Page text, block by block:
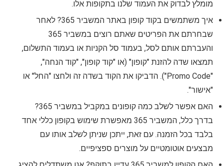
מומלץ לבדוק את העמוד שלנו בתקופות אלו.
איך משתמשים בקוד קופון באתר המשביר 365? לאחר
שבחרתם את הפריטים שאתם רוצים במשביר 365
והעברתם אותם לסל, בעמוד סל הקניות או בעמוד התשלום,
תמצאו שדה להזנת "קופון" (או "קוד קופון", "קוד הנחה",
"Promo Code"). הדביקו את הקוד בשדה זה ולחצו "החל" או
"אישור".
האם אפשר לשלב כמה קופונים במקביל במשביר 365?
בדרך כלל, המשביר 365 מאפשרת שימוש בקופון כללי אחד
בלבד בכל הזמנה. עם זאת, ייתכן שניתן לשלב אותו עם
מבצעים אוטומטיים על מוצרים ספציפיים.